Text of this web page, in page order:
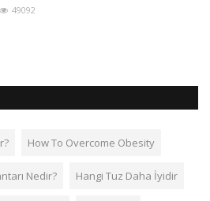
49092
How To Overcome Obesity
Nedir? Hangi Tuz Daha İyidir